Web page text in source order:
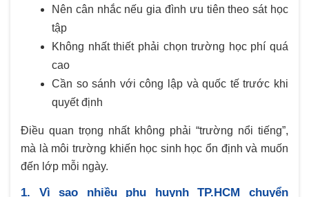
Nên cân nhắc nếu gia đình ưu tiên theo sát học
tập
Không nhất thiết phải chọn trường học phí quá
cao
Cần so sánh với công lập và quốc tế trước khi
quyết định
Điều quan trọng nhất không phải “trường nổi tiếng”,
mà là môi trường khiến học sinh học ổn định và muốn
đến lớp mỗi ngày.
1. Vì sao nhiều phụ huynh TP.HCM chuyển